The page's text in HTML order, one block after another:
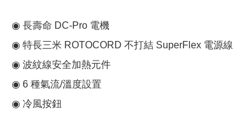
◉ 長壽命 DC-Pro 電機
◉ 特長三米 ROTOCORD 不打結 SuperFlex 電源線
◉ 波紋線安全加熱元件
◉ 6 種氣流/溫度設置
◉ 冷風按鈕